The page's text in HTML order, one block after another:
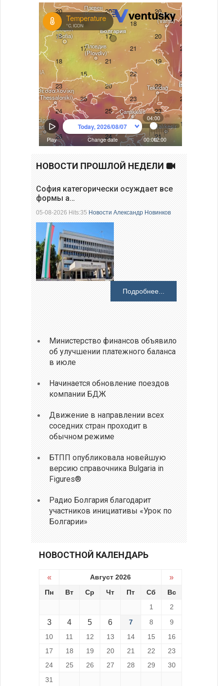
НОВОСТИ ПРОШЛОЙ НЕДЕЛИ
София категорически осуждает все
формы а…
05-08-2026 Hits:35Новости Александр Новинков
Подробнее...
Министерство финансов объявило
об улучшении платежного баланса
в июле
Начинается обновление поездов
компании БДЖ
Движение в направлении всех
соседних стран проходит в
обычном режиме
БТПП опубликовала новейшую
версию справочника Bulgaria in
Figures®
Радио Болгария благодарит
участников инициативы «Урок по
Болгарии»
НОВОСТНОЙ КАЛЕНДАРЬ
« Август 2026 »
Пн Вт Ср Чт Пт Сб
Вс
1
2
3 4 5 6 7 8
9
10
11 12 13 14 15
16
17
18 19 20 21 22
23
24
25 26 27 28 29
30
31